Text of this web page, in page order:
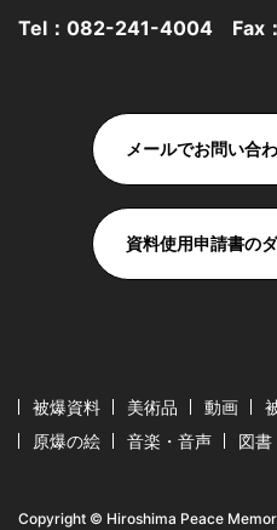
Tel： 082-241-4004 Fax
メールでお問い合
資料使用申請書の
被爆資料 美術品 動画
原爆の絵
音楽・音声 図書
Copyright © Hiroshima Peace